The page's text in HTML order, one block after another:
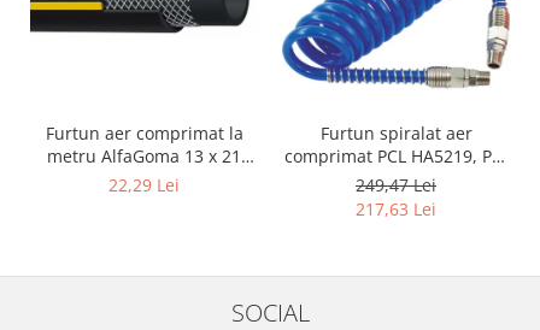
Furtun aer comprimat la
metru AlfaGoma 13 x 21
mm, 20 bar, rezistent la
22,29 Lei
Furtun spiralat aer
comprimat PCL HA5219, PU,
8 x 12 mm, 10 m, filet 1/4"
BSP
249,47 Lei
217,63 Lei
SOCIAL